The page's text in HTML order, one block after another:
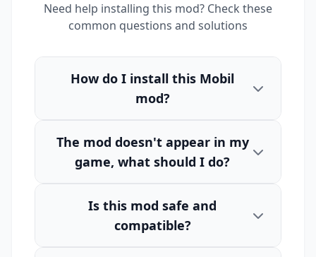
Need help installing this mod? Check these
common questions and solutions
How do I install this Mobil
mod?
The mod doesn't appear in my
game, what should I do?
Is this mod safe and
compatible?